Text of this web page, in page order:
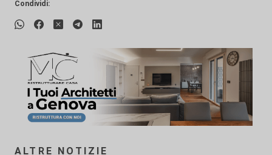
Condividi:
ALTRE NOTIZIE